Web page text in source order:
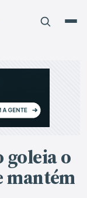
goleia o
mantém